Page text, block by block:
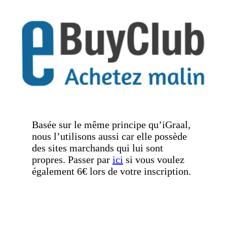
Basée sur le même principe qu’iGraal,
nous l’utilisons aussi car elle possède
des sites marchands qui lui sont
propres. Passer par ici si vous voulez
également 6€ lors de votre inscription.